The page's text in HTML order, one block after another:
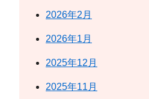
2026年2月
2026年1月
2025年12月
2025年11月